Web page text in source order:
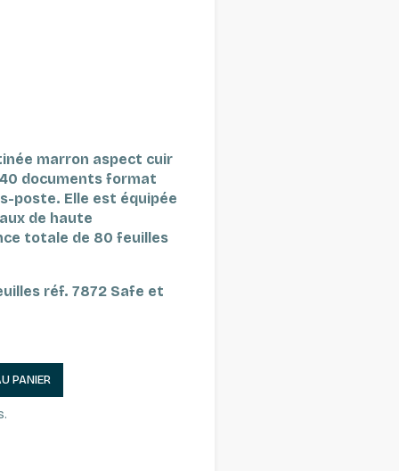
marron aspect cuir
documents format
poste. Elle est équipée
de haute
totale de 80 feuilles
réf. 7872 Safe et
PANIER